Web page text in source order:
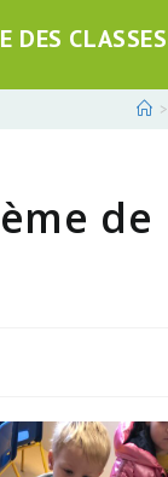
DES CLASSES
>
de